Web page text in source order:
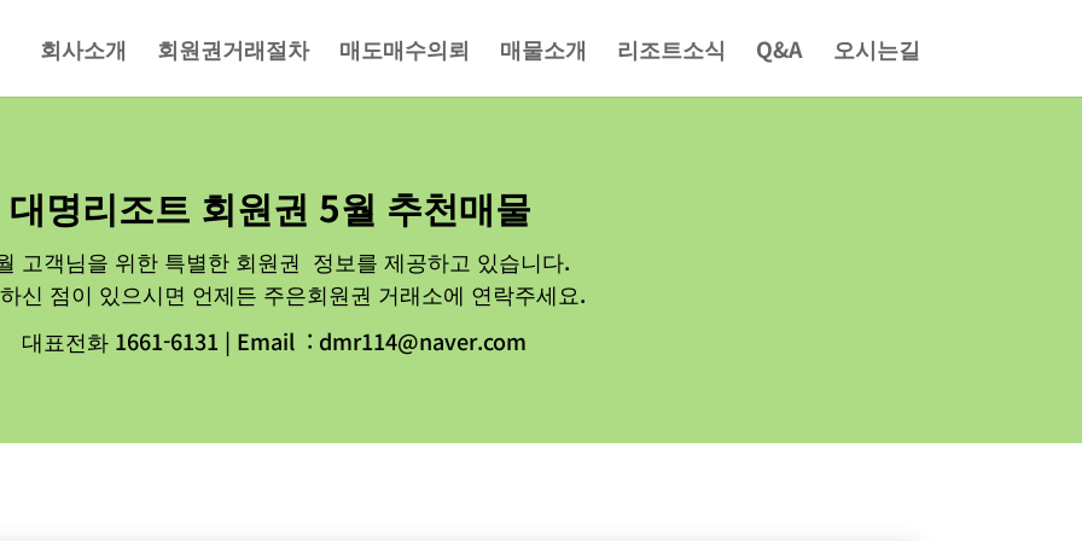
회사소개 회원권거래절차 매도매수의뢰 매물소개 리조트소식 Q&A 오시는길
대명리조트 회원권 5월 추천매물
고객님을 위한 특별한 회원권 정보를 제공하고 있습니다.
신 점이 있으시면 언제든 주은회원권 거래소에 연락주세요.
대표전화 1661-6131 | Email : dmr114@naver.com